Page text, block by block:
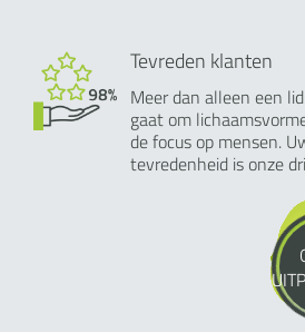
Tevreden klanten
Meer dan alleen een
gaat om
de focus op mensen.
tevredenheid is onze